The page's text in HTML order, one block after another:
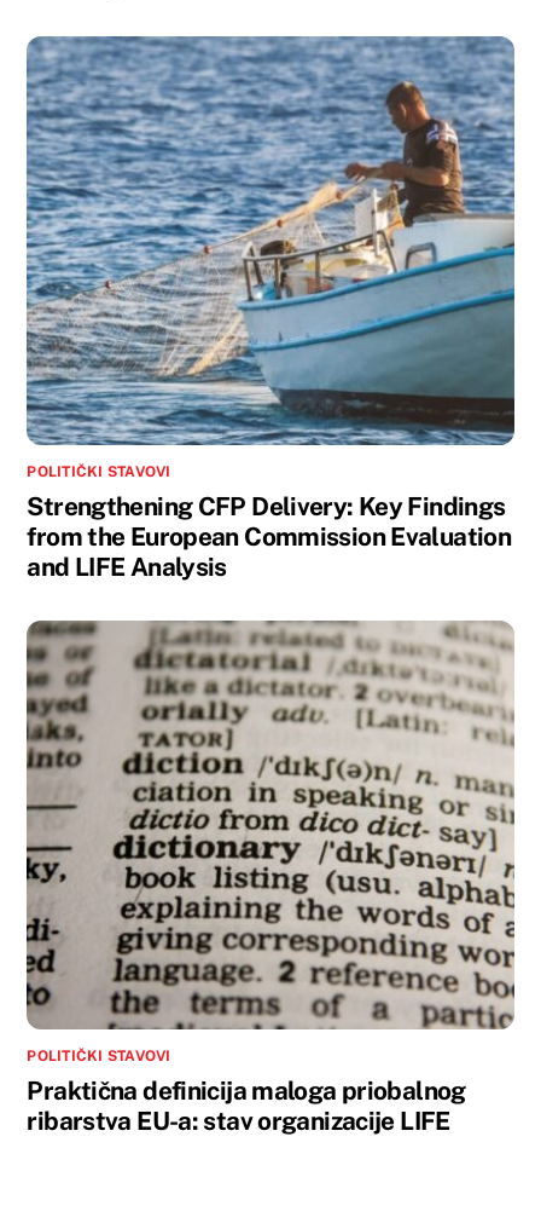
POLITIČKI STAVOVI
Strengthening CFP Delivery: Key Findings
from the European Commission Evaluation
and LIFE Analysis
POLITIČKI STAVOVI
Praktična definicija maloga priobalnog
ribarstva EU-a: stav organizacije LIFE